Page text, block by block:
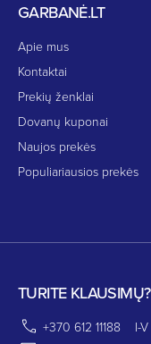
GARBANĖ.LT
Apie mus
Kontaktai
Prekių ženklai
Dovanų kuponai
Naujos prekės
Populiariausios prekės
TURITE KLAUSIMŲ?
+370 612 11188
I-